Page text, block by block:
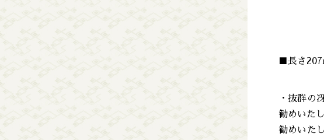
■長さ
・抜群の
勧めいた
勧めいた